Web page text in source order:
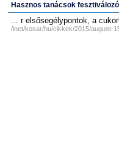
Hasznos tanácsok
... r elsősegélypontok, a
/inet/kosar/hu/cikkek/2015/august-